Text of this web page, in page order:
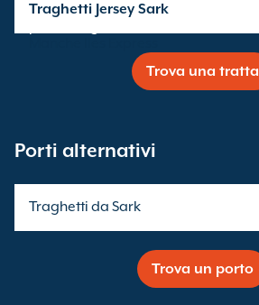
Traghetti Jersey Sark
Trova una tratta
Porti alternativi
Traghetti da Sark
Trova un porto